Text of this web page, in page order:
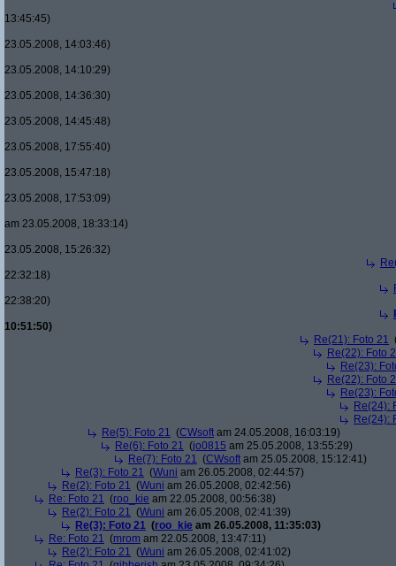
13:45:45)
23.05.2008, 14:03:46)
23.05.2008, 14:10:29)
23.05.2008, 14:36:30)
23.05.2008, 14:45:48)
23.05.2008, 17:55:40)
23.05.2008, 15:47:18)
23.05.2008, 17:53:09)
am 23.05.2008, 18:33:14)
23.05.2008, 15:26:32)
22:32:18)
22:38:20)
10:51:50)
Re(21): Foto 21
Re(22): Foto
Re(23):
Re(22): Foto
Re(23):
Re(24):
Re(24):
Re(5): Foto 21 (CWsoft am 24.05.2008, 16:03:19)
Re(6): Foto 21 (jo0815 am 25.05.2008, 13:55:29)
Re(7): Foto 21 (CWsoft am 25.05.2008, 15:12:41)
Re(3): Foto 21 (Wuni am 26.05.2008, 02:44:57)
Re(2): Foto 21 (Wuni am 26.05.2008, 02:42:56)
Re: Foto 21 (roo_kie am 22.05.2008, 00:56:38)
Re(2): Foto 21 (Wuni am 26.05.2008, 02:41:39)
Re(3): Foto 21 (roo_kie am 26.05.2008, 11:35:03)
Re: Foto 21 (mrom am 22.05.2008, 13:47:11)
Re(2): Foto 21 (Wuni am 26.05.2008, 02:41:02)